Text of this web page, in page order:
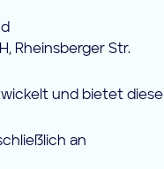
Rheinsberger Str.
und bietet diese
an